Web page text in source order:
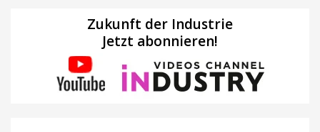
Zukunft der Industrie
Jetzt abonnieren!